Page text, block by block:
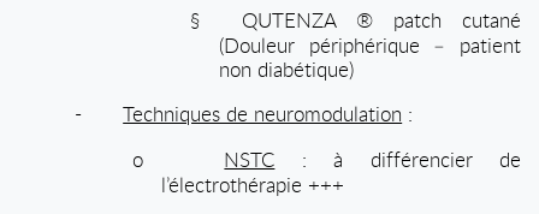
§
QUTENZA ® patch cutané
(Douleur périphérique – patient
non diabétique)
-
Techniques de neuromodulation :
o
NSTC : à différencier de
l’électrothérapie +++